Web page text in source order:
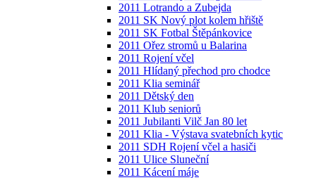
2011 Lotrando a Zubejda
2011 SK Nový plot kolem hřiště
2011 SK Fotbal Štěpánkovice
2011 Ořez stromů u Balarina
2011 Rojení včel
2011 Hlídaný přechod pro chodce
2011 Klia seminář
2011 Dětský den
2011 Klub seniorů
2011 Jubilanti Vilč Jan 80 let
2011 Klia - Výstava svatebních kytic
2011 SDH Rojení včel a hasiči
2011 Ulice Sluneční
2011 Kácení máje